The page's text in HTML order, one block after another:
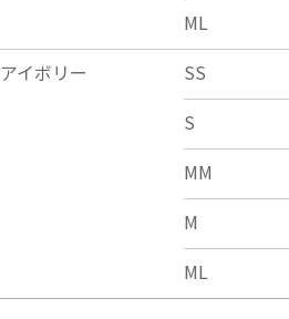
ML
アイボリー
SS
S
MM
M
ML